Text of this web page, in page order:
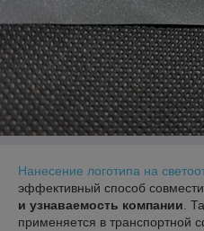
Нанесение логотипа на
эффективный способ
и узнаваемость компании .
применяется в транспортной